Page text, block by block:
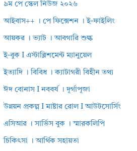
৯ম পে স্কেল নিউজ ২০২৬
আইবাস++ । পে ফিক্সেশন । ই-ফাইলিং
আয়কর । ভ্যাট । আবগারি শুল্ক
ই-বুক I এস্টাব্লিশমেন্ট ম্যানুয়েল
ইত্যাদি । বিবিধ । ক্যাটাগরী বিহীন তথ্য
ঈদ বোনাস I নববর্ষ । দূর্গাপূজা
উন্নয়ন প্রকল্প I মাষ্টার রোল I আউটসোর্সিং
এসিআর । সার্ভিস বুক । স্মারকলিপি
চিকিৎসা । আর্থিক সহায়তা